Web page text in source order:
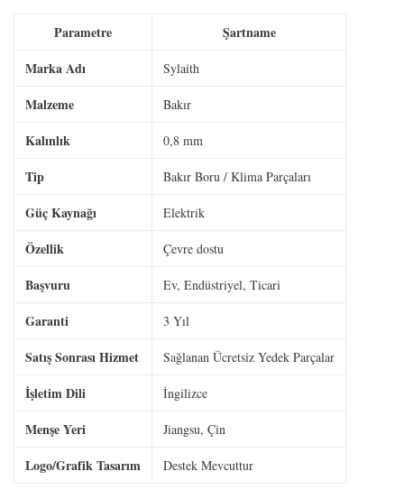
Parametre
Şartname
Marka Adı
Sylaith
Malzeme Bakır
Kalınlık 0,8 mm
Tip Bakır Boru / Klima Parçaları
Güç Kaynağı Elektrik
Özellik Çevre dostu
Başvuru Ev, Endüstriyel, Ticari
Garanti 3 Yıl
Satış Sonrası Hizmet Sağlanan Ücretsiz Yedek Parçalar
İşletim Dili İngilizce
Menşe Yeri Jiangsu, Çin
Logo/Grafik Tasarım Destek Mevcuttur